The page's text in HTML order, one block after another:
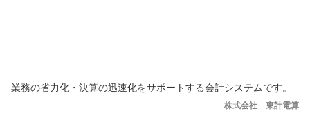
業務の省力化・決算の迅速化をサポートする会計システムです。
株式会社 東計電算